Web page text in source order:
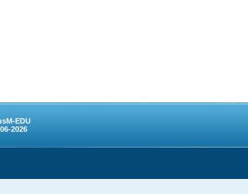
EDU
2026